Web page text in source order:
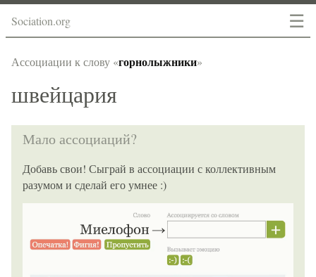
☰
Sociation.org
Ассоциации к слову «горнолыжники»
швейцария
Мало ассоциаций?
Добавь свои! Сыграй в ассоциации с коллективным
разумом и сделай его умнее :)